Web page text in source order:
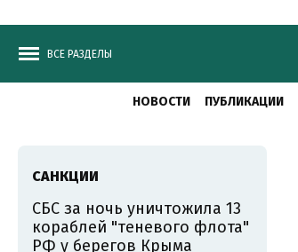
ВСЕ РАЗДЕЛЫ
НОВОСТИ ПУБЛИКАЦИИ
САНКЦИИ
СБС за ночь уничтожила 13
кораблей "теневого флота"
РФ у берегов Крыма